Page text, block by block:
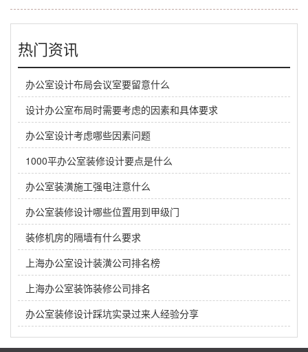
热门资讯
办公室设计布局会议室要留意什么
设计办公室布局时需要考虑的因素和具体要求
办公室设计考虑哪些因素问题
1000平办公室装修设计要点是什么
办公室装潢施工强电注意什么
办公室装修设计哪些位置用到甲级门
装修机房的隔墙有什么要求
上海办公室设计装潢公司排名榜
上海办公室装饰装修公司排名
办公室装修设计踩坑实录过来人经验分享